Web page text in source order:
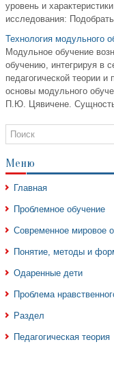
уровень и
исследования:
Технология модульного
Модульное обучение
обучению, интегрируя в
педагогической теории
основы модульного
П.Ю. Цявичене.
Меню
Главная
Проблемное обучение
Современное мировое
Понятие, методы и
Одаренные дети
Проблема
Раздел
Педагогическая теория